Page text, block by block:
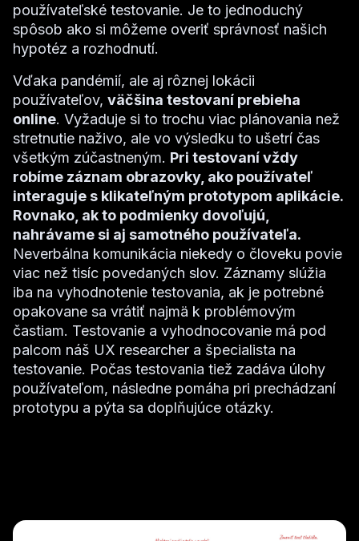
používateľské testovanie. Je to jednoduchý
spôsob ako si môžeme overiť správnosť našich
hypotéz a rozhodnutí.
Vďaka pandémií, ale aj rôznej lokácii
používateľov, väčšina testovaní prebieha
online. Vyžaduje si to trochu viac plánovania než
stretnutie naživo, ale vo výsledku to ušetrí čas
všetkým zúčastneným. Pri testovaní vždy
robíme záznam obrazovky, ako používateľ
interaguje s klikateľným prototypom aplikácie.
Rovnako, ak to podmienky dovoľujú,
nahrávame si aj samotného používateľa.
Neverbálna komunikácia niekedy o človeku povie
viac než tisíc povedaných slov. Záznamy slúžia
iba na vyhodnotenie testovania, ak je potrebné
opakovane sa vrátiť najmä k problémovým
častiam. Testovanie a vyhodnocovanie má pod
palcom náš UX researcher a špecialista na
testovanie. Počas testovania tiež zadáva úlohy
používateľom, následne pomáha pri prechádzaní
prototypu a pýta sa doplňujúce otázky.